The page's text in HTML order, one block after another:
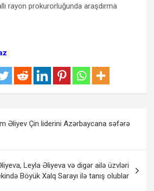
rayon prokurorluğunda araşdırma
Əliyev Çin liderini Azərbaycana səfərə
Leyla Əliyeva və digər ailə üzvləri
Böyük Xalq Sarayı ilə tanış olublar